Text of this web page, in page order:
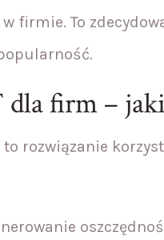
firmie. To
firm –
to rozwiązanie